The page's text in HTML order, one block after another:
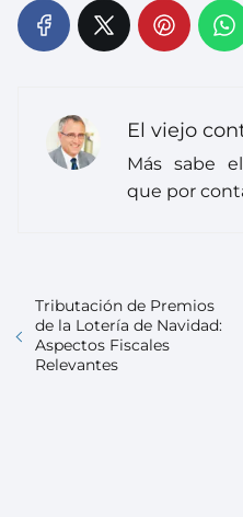
El viejo
Más sabe
que por
Tributación de Premios
de la Lotería de Navidad:
Aspectos Fiscales
Relevantes